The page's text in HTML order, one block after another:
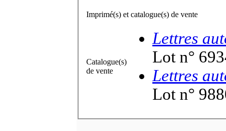
Imprimé(s) et catalogue(s) de vente
Catalogue(s)
de vente
Lettres
Lot n°
Lettres
Lot n°